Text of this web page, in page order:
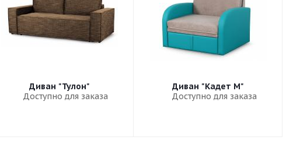
Диван "Тулон"
Доступно для заказа
Диван "Кадет М"
Доступно для заказа